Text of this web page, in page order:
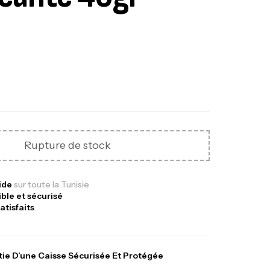
Rupture de stock
sur toute la Tunisie
et sécurisé
D’une Caisse Sécurisée Et Protégée
Jigging Sunset Massive Attack
, Jigging
د.ت340,000
Kalli Kunnan Funda 1.70m